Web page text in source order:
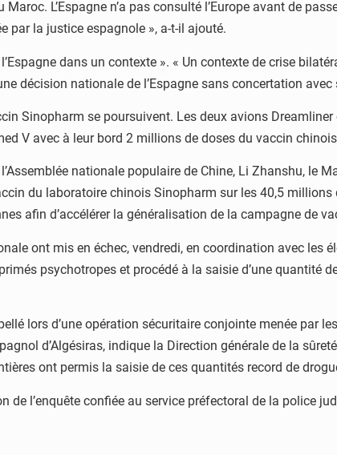
L’Espagne n’a pas consulté l’Europe avant de
par la justice espagnole », a-t-il ajouté.
dans un contexte ». « Un contexte de crise
décision nationale de l’Espagne sans concertation
Sinopharm se poursuivent. Les deux avions
V avec à leur bord 2 millions de doses du vaccin
nationale populaire de Chine, Li Zhanshu, le
du laboratoire chinois Sinopharm sur les 40,5 millions
afin d’accélérer la généralisation de la campagne de
ont mis en échec, vendredi, en coordination avec les
psychotropes et procédé à la saisie d’une quantité
lors d’une opération sécuritaire conjointe menée par
d’Algésiras, indique la Direction générale de la
ont permis la saisie de ces quantités record de
de l’enquête confiée au service préfectoral de la police